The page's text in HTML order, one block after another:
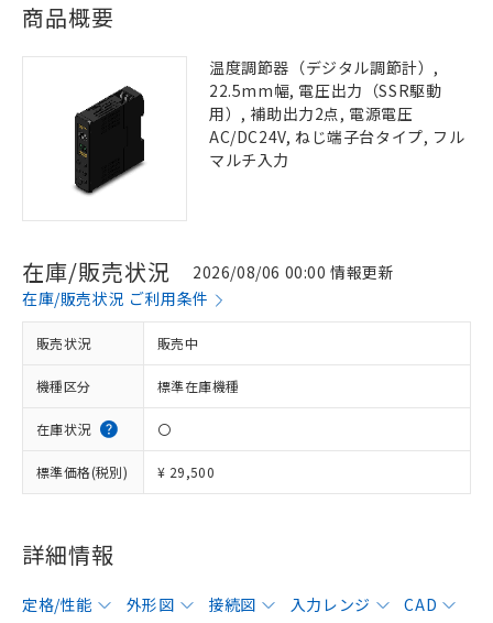
商品概要
温度調節器（デジタル調節計）,
22.5mm幅, 電圧出力（SSR駆動
用）, 補助出力2点, 電源電圧
AC/DC24V, ねじ端子台タイプ, フル
マルチ入力
在庫/販売状況
2026/08/06 00:00 情報更新
在庫/販売状況 ご利用条件
販売状況 販売中
機種区分 標準在庫機種
在庫状況 〇
標準価格(税別) ¥ 29,500
詳細情報
定格/性能 外形図 接続図 入力レンジ
CAD